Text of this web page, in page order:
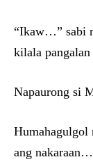
“Ikaw…” sabi
kilala
Napaurong si
Humahagulgol
ang